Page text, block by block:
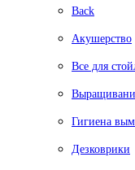
Back
Акушерство
Все для
Гигиена
Дезковрики